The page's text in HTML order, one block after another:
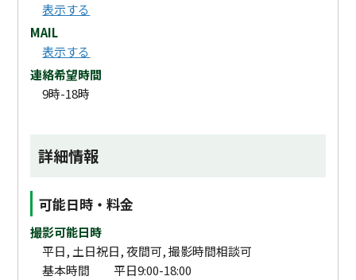
表示する
MAIL
表示する
連絡希望時間
9時-18時
詳細情報
可能日時・料金
撮影可能日時
平日, 土日祝日, 夜間可, 撮影時間相談可
基本時間 平日9:00-18:00